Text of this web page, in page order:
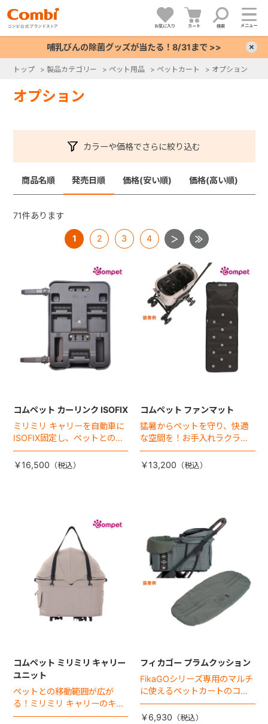
お気に入り カート 検索 メニュー
哺乳びんの除菌グッズが当たる！8/31まで >>
トップ > 製品カテゴリー > ペット用品 > ペットカート > オプション
オプション
カラーや価格でさらに絞り込む
商品名順 発売日順 価格(安い順) 価格(高い順)
71件あります
1 2 3 4
コムペット カーリンク ISOFIX
ミリミリ キャリーを自動車に
ISOFIX固定し、ペットとの車
移動をカンタン・快適に！
￥16,500
コムペット ファンマット
猛暑からペットを守り、快適
な空間を！お手入れラクラク
な「ファンマット」が登場！
￥13,200
コムペット ミリミリ キャリー
ユニット
ペットとの移動範囲が広が
る！ミリミリ キャリーのキャ
リー部単品が登場！
フィカゴー プラムクッション
FikaGOシリーズ専用のマルチ
に使えるペットカートのコー
ナークッション登場。
￥6,930